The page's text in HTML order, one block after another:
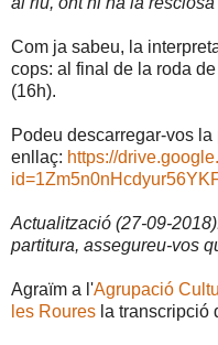
Com ja sabeu, la
cops: al final de la roda
(16h).
Podeu descarregar-vos
enllaç: https://
Actualització (27-09-
partitura, assegureu-vos
Agraïm a l'Agrupació
les Roures la transcripció